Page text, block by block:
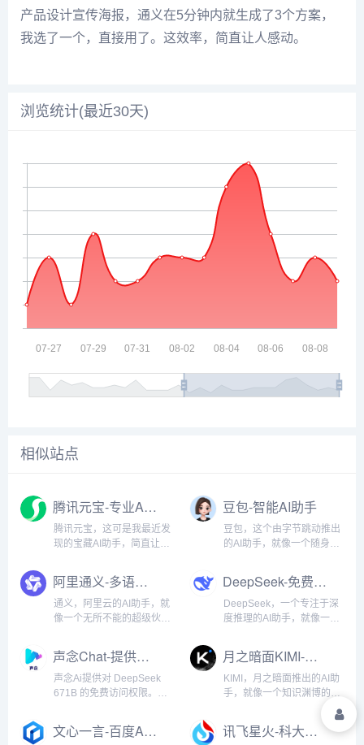
产品设计宣传海报，通义在5分钟内就生成了3个方案，
我选了一个，直接用了。这效率，简直让人感动。
浏览统计(最近30天)
相似站点
腾讯元宝-专业AI对话助手
腾讯元宝，这可是我最近发
现的宝藏AI助手，简直让工
是一堆冷冰冰的代码，而是
真真切切懂你、会思考的智
能伙伴。每当我被工作压得
喘不过气，或者想写点有创
豆包-智能AI助手
豆包，这个由字节跳动推出
的AI助手，就像一个随身携
而全，而是专注于提供简
单、直接、高效的AI体验。
豆包的界面干净清爽，操作
起来特别顺手，几乎没有学
阿里通义-多语言对话AI助手
通义，阿里云的AI助手，就
像一个无所不能的超级伙
是能帮你完成各种任务的智
能助手。通义的"通义万
相"功能让我惊叹不已，它可
以将文字描述转化为精美图
DeepSeek-免费开源AI智能助手
DeepSeek，一个专注于深
度推理的AI助手，就像一个
种只会简单回答问题的AI，
而是能帮你深入思考、分析
问题的伙伴。DeepSeek
的"深度推理"功能特别...
声念Chat-提供对DeepSeek671B的免费访问
声念Ai提供对 DeepSeek
671B 的免费访问权限。协
月之暗面KIMI-创新AI对话助手
KIMI，月之暗面推出的AI助
手，就像一个知识渊博的智
者，特别擅长处理长文本和
复杂问题。它的"深度研
究"功能是我最喜爱的，能帮
文心一言-百度AI智能平台 讯飞星火-科大讯飞AI大模型